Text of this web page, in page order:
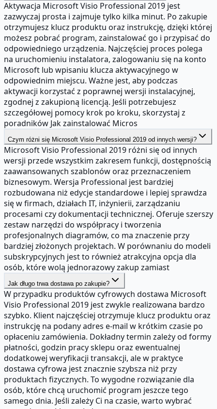
Aktywacja Microsoft Visio Professional 2019 jest
zazwyczaj prosta i zajmuje tylko kilka minut. Po zakupie
otrzymujesz klucz produktu oraz instrukcję, dzięki której
możesz pobrać program, zainstalować go i przypisać do
odpowiedniego urządzenia. Najczęściej proces polega
na uruchomieniu instalatora, zalogowaniu się na konto
Microsoft lub wpisaniu klucza aktywacyjnego w
odpowiednim miejscu. Ważne jest, aby podczas
aktywacji korzystać z poprawnej wersji instalacyjnej,
zgodnej z zakupioną licencją. Jeśli potrzebujesz
szczegółowej pomocy krok po kroku, skorzystaj z
poradników Jak zainstalować Micros
Czym różni się Microsoft Visio Professional 2019 od innych wersji?
Microsoft Visio Professional 2019 różni się od innych
wersji przede wszystkim zakresem funkcji, dostępnością
zaawansowanych szablonów oraz przeznaczeniem
biznesowym. Wersja Professional jest bardziej
rozbudowana niż edycje standardowe i lepiej sprawdza
się w firmach, działach IT, inżynierii, zarządzaniu
procesami czy dokumentacji technicznej. Oferuje szerszy
zestaw narzędzi do współpracy i tworzenia
profesjonalnych diagramów, co ma znaczenie przy
bardziej złożonych projektach. W porównaniu do modeli
subskrypcyjnych jest to również atrakcyjna opcja dla
osób, które wolą jednorazowy zakup zamiast
Jak długo trwa dostawa po zakupie?
W przypadku produktów cyfrowych dostawa Microsoft
Visio Professional 2019 jest zwykle realizowana bardzo
szybko. Klient najczęściej otrzymuje klucz produktu oraz
instrukcję na podany adres e-mail w krótkim czasie po
opłaceniu zamówienia. Dokładny termin zależy od formy
płatności, godzin pracy sklepu oraz ewentualnej
dodatkowej weryfikacji transakcji, ale w praktyce
dostawa cyfrowa jest znacznie szybsza niż przy
produktach fizycznych. To wygodne rozwiązanie dla
osób, które chcą uruchomić program jeszcze tego
samego dnia. Jeśli zależy Ci na czasie, warto wybrać